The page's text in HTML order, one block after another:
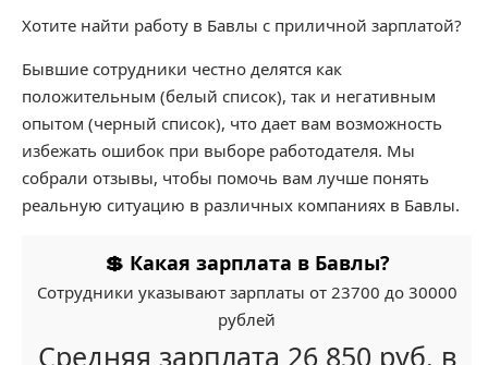
Хотите найти работу в Бавлы с приличной зарплатой?
Бывшие сотрудники честно делятся как
положительным (белый список), так и негативным
опытом (черный список), что дает вам возможность
избежать ошибок при выборе работодателя. Мы
собрали отзывы, чтобы помочь вам лучше понять
реальную ситуацию в различных компаниях в Бавлы.
💲 Какая зарплата в Бавлы?
Сотрудники указывают зарплаты от 23700 до 30000
рублей
Средняя зарплата 26 850 руб. в